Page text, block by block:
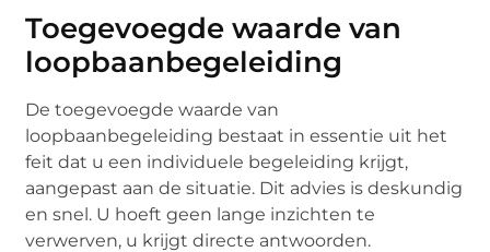
Toegevoegde waarde van
loopbaanbegeleiding
De toegevoegde waarde van
loopbaanbegeleiding bestaat in essentie uit het
feit dat u een individuele begeleiding krijgt,
aangepast aan de situatie. Dit advies is deskundig
en snel. U hoeft geen lange inzichten te
verwerven, u krijgt directe antwoorden.